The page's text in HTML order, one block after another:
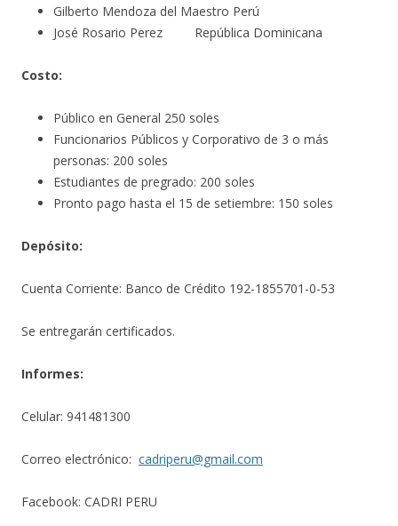
Gilberto Mendoza del Maestro Perú
José Rosario Perez República Dominicana
Costo:
Público en General 250 soles
Funcionarios Públicos y Corporativo de 3 o más
personas: 200 soles
Estudiantes de pregrado: 200 soles
Pronto pago hasta el 15 de setiembre: 150 soles
Depósito:
Cuenta Corriente: Banco de Crédito 192-1855701-0-53
Se entregarán certificados.
Informes:
Celular: 941481300
Correo electrónico: cadriperu@gmail.com
Facebook: CADRI PERU